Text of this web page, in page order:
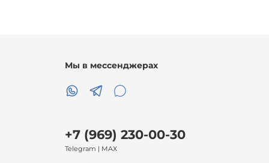
Мы в мессенджерах
+7 (969) 230-00-30
Telegram | MAX